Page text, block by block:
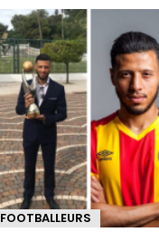
FOOTBALLEURS